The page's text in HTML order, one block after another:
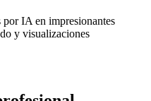
por IA en impresionantes
y visualizaciones